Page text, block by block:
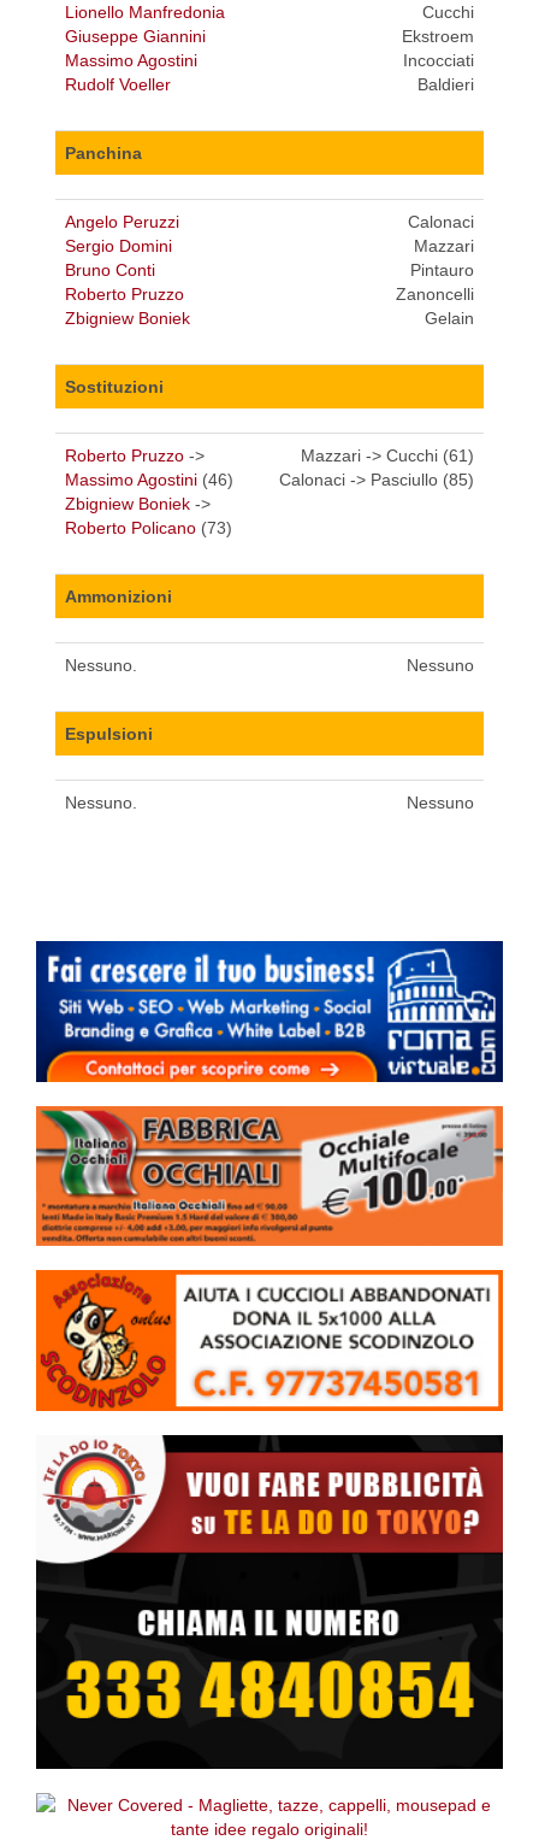
Lionello Manfredonia
Giuseppe Giannini
Massimo Agostini
Rudolf Voeller
Cucchi
Ekstroem
Incocciati
Baldieri
Panchina
Angelo Peruzzi
Sergio Domini
Bruno Conti
Roberto Pruzzo
Zbigniew Boniek
Calonaci
Mazzari
Pintauro
Zanoncelli
Gelain
Sostituzioni
Roberto Pruzzo ->
Massimo Agostini (46)
Zbigniew Boniek ->
Roberto Policano (73)
Mazzari -> Cucchi (61)
Calonaci -> Pasciullo (85)
Ammonizioni
Nessuno. Nessuno
Espulsioni
Nessuno. Nessuno